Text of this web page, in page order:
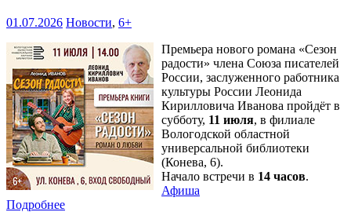
01.07.2026 Новости, 6+
Премьера нового романа «Сезон
радости» члена Союза писателей
России, заслуженного работника
культуры России Леонида
Кирилловича Иванова пройдёт в
субботу, 11 июля, в филиале
Вологодской областной
универсальной библиотеки
(Конева, 6).
Начало встречи в 14 часов.
Афиша
Подробнее